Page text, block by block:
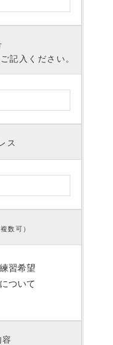
記入ください。
ス
複数可）
習希望
ついて